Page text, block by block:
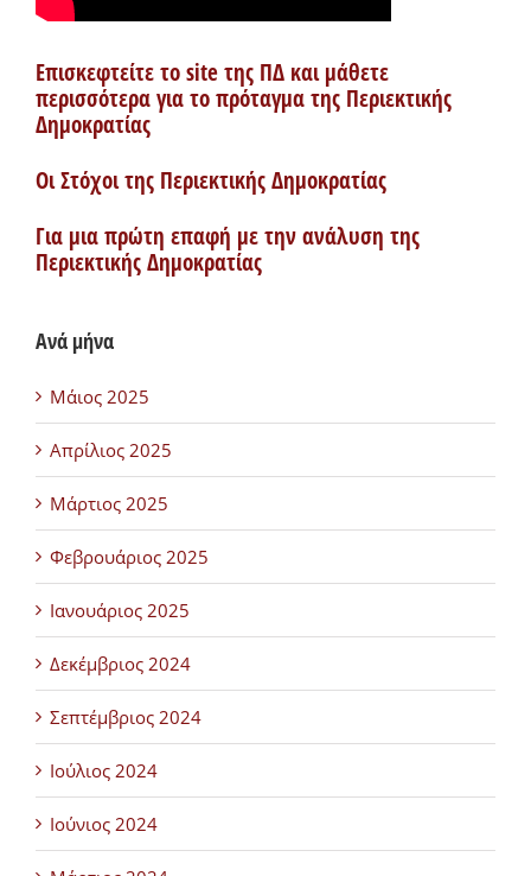
Επισκεφτείτε το site της ΠΔ και μάθετε
περισσότερα για το πρόταγμα της Περιεκτικής
Δημοκρατίας
Οι Στόχοι της Περιεκτικής Δημοκρατίας
Για μια πρώτη επαφή με την ανάλυση της
Περιεκτικής Δημοκρατίας
Ανά μήνα
Μάιος 2025
Απρίλιος 2025
Μάρτιος 2025
Φεβρουάριος 2025
Ιανουάριος 2025
Δεκέμβριος 2024
Σεπτέμβριος 2024
Ιούλιος 2024
Ιούνιος 2024